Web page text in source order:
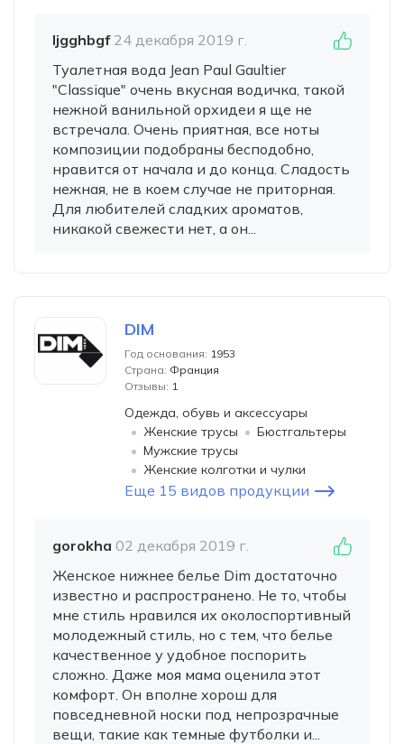
ljgghbgf 24 декабря 2019 г.
Туалетная вода Jean Paul Gaultier
"Classique" очень вкусная водичка, такой
нежной ванильной орхидеи я ще не
встречала. Очень приятная, все ноты
композиции подобраны бесподобно,
нравится от начала и до конца. Сладость
нежная, не в коем случае не приторная.
Для любителей сладких ароматов,
никакой свежести нет, а он...
DIM
Год основания: 1953
Страна: Франция
Отзывы: 1
Одежда, обувь и аксессуары
Женские трусы
Бюстгальтеры
Мужские трусы
Женские колготки и чулки
Еще 15 видов продукции
gorokha 02 декабря 2019 г.
Женское нижнее белье Dim достаточно
известно и распространено. Не то, чтобы
мне стиль нравился их околоспортивный
молодежный стиль, но с тем, что белье
качественное у удобное поспорить
сложно. Даже моя мама оценила этот
комфорт. Он вполне хорош для
повседневной носки под непрозрачные
вещи, такие как темные футболки и...